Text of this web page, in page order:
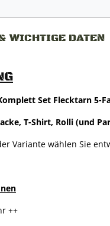
WICHTIGE DATEN
Set Flecktarn 5-
T-Shirt, Rolli (und
Variante wählen Sie
++